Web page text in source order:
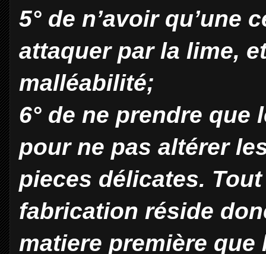
5° de n’avoir qu’une
attaquer par la lime,
malléabilité;
6° de ne prendre
pour ne pas altérer
pieces délicates.
fabrication réside
matiere première que